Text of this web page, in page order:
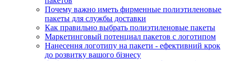
Почему важно иметь фирменные полиэтиленовые
пакеты для службы доставки
Как правильно выбрать полиэтиленовые пакеты
Маркетинговый потенциал пакетов с логотипом
Нанесення логотипу на пакети - ефективний крок
до розвитку вашого бізнесу